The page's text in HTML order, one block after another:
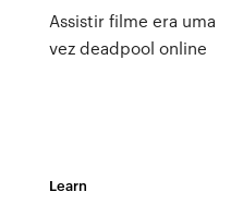
Assistir filme era uma
vez deadpool online
Learn